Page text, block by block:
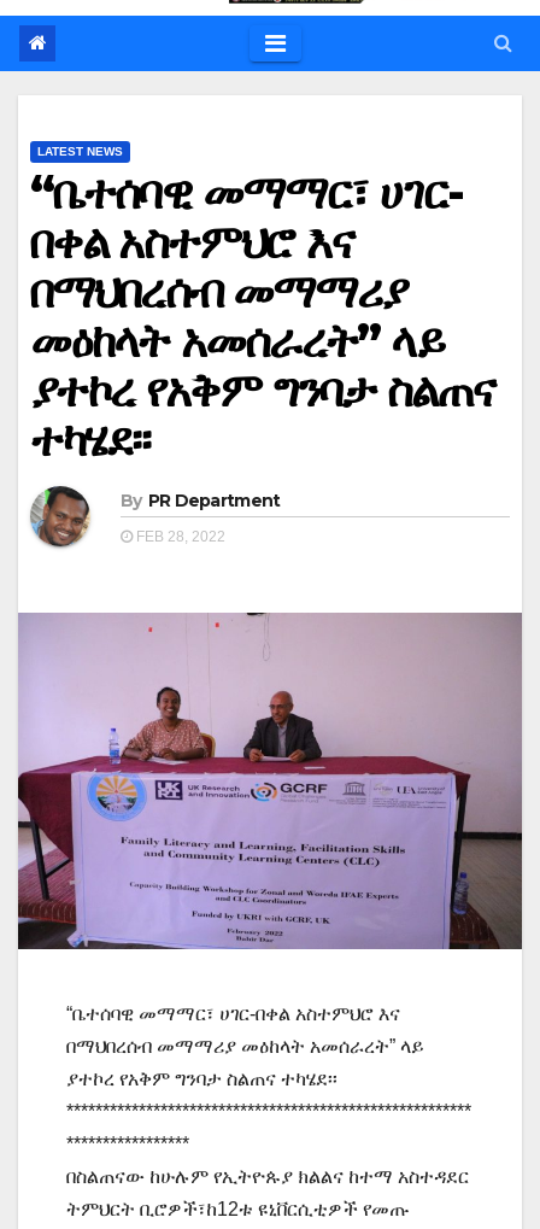
LATEST NEWS
“ቤተሰባዊ መማማር፣ ሀገር-
በቀል አስተምህሮ እና
በማህበረሰብ መማማሪያ
መዕከላት አመሰራረት” ላይ
ያተኮረ የአቅም ግንባታ ስልጠና
ተካሄደ፡፡
By PR Department
FEB 28, 2022
“ቤተሰባዊ መማማር፣ ሀገር-በቀል አስተምህሮ እና
በማህበረሰብ መማማሪያ መዕከላት አመሰራረት” ላይ
ያተኮረ የአቅም ግንባታ ስልጠና ተካሄደ፡፡
********************************************************
*****************
በስልጠናው ከሁሉም የኢትዮጱያ ክልልና ከተማ አስተዳደር
ትምህርት ቢሮዎች፣ከ12ቱ ዩኒቨርሲቲዎች የመጡ